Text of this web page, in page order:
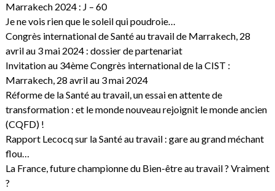
Marrakech 2024 : J – 60
Je ne vois rien que le soleil qui poudroie…
Congrès international de Santé au travail de Marrakech, 28
avril au 3 mai 2024 : dossier de partenariat
Invitation au 34ème Congrès international de la CIST :
Marrakech, 28 avril au 3 mai 2024
Réforme de la Santé au travail, un essai en attente de
transformation : et le monde nouveau rejoignit le monde ancien
(CQFD) !
Rapport Lecocq sur la Santé au travail : gare au grand méchant
flou…
La France, future championne du Bien-être au travail ? Vraiment
?